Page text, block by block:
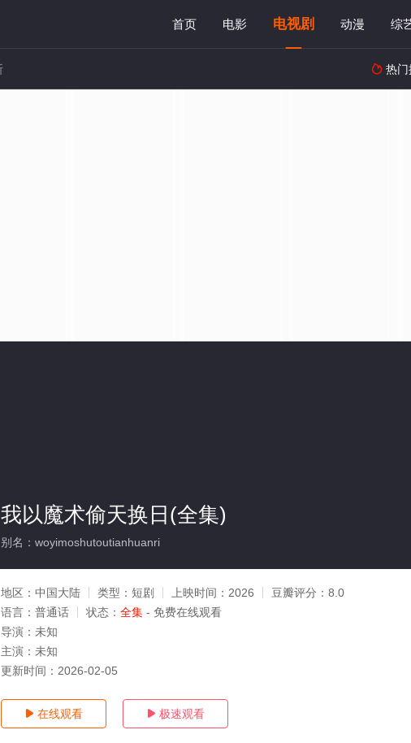
首页 电影 电视剧 动漫 综
 热门
我以魔术偷天换日(全集)
别名：woyimoshutoutianhuanri
地区： 中国大陆 类型： 短剧 上映时间： 2026 豆瓣评分： 8.0
语言： 普通话 状态： 全集 - 免费在线观看
导演： 未知
主演： 未知
更新时间： 2026-02-05
 在线观看  极速观看